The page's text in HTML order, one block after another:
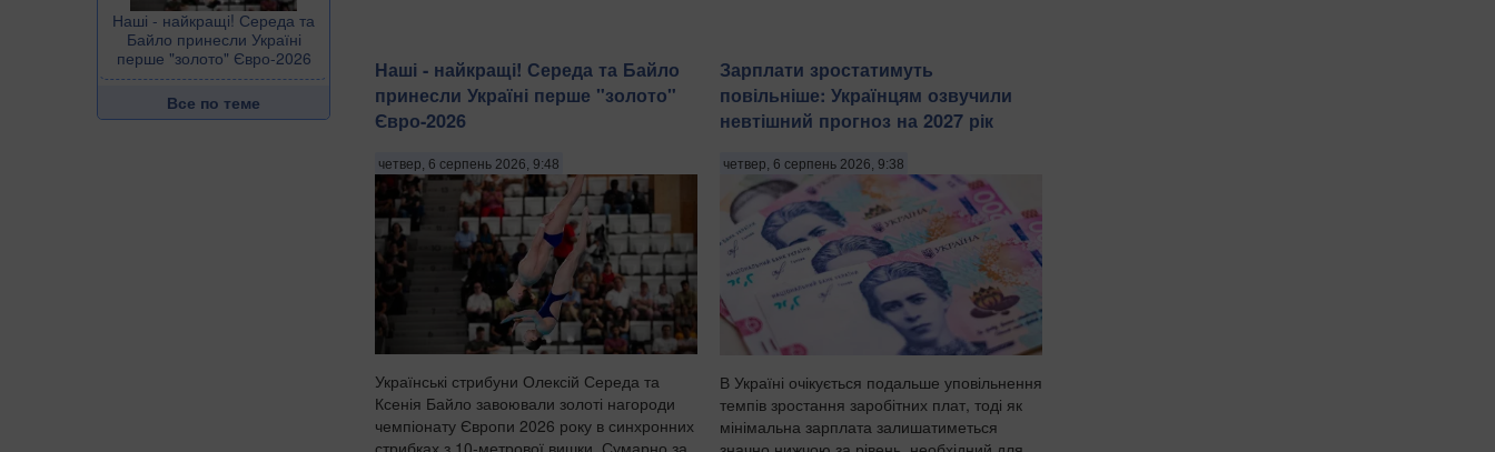
Наші - найкращі! Середа та
Байло принесли Україні
перше "золото" Євро-2026
Все по теме
Наші - найкращі! Середа та Байло
принесли Україні перше "золото"
Євро-2026
четвер, 6 серпень 2026, 9:48
Українські стрибуни Олексій Середа та
Ксенія Байло завоювали золоті нагороди
чемпіонату Європи 2026 року в синхронних
стрибках з 10-метрової вишки. Сумарно за
Зарплати зростатимуть
повільніше: Українцям озвучили
невтішний прогноз на 2027 рік
четвер, 6 серпень 2026, 9:38
В Україні очікується подальше уповільнення
темпів зростання заробітних плат, тоді як
мінімальна зарплата залишатиметься